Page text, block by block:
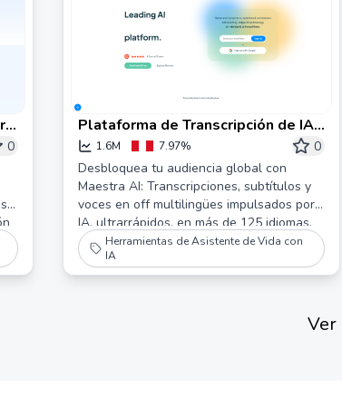
0
y
Plataforma de Transcripción de IA y
Traducción en Tiempo Real -
Maestra
1.6M 7.97%
0
Desbloquea tu audiencia global con
Maestra AI: Transcripciones, subtítulos y
voces en off multilingües impulsados por
IA, ultrarrápidos, en más de 125 idiomas,
bajo demanda o en tiempo real.
Herramientas de Asistente de Vida con
IA
Ver